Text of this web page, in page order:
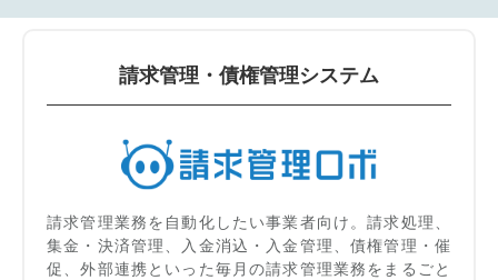
請求管理・債権管理システム
請求管理業務を自動化したい事業者向け。請求処理、
集金・決済管理、入金消込・入金管理、債権管理・催
促、外部連携といった毎月の請求管理業務をまるごと